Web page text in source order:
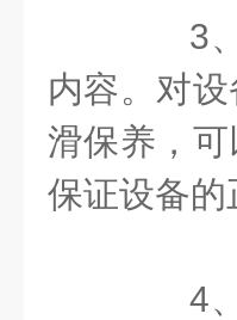
3、
内容。对
滑保养，
保证设备的
4、